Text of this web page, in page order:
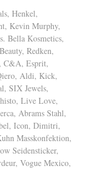
Henkel,
Kevin Murphy,
Bella Kosmetics,
Redken,
C&A, Esprit,
Aldi, Kick,
SIX Jewels,
Live Love,
Abrams Stahl,
Icon, Dimitri,
Masskonfektion,
Seidensticker,
Vogue Mexico,